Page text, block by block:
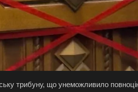
трибуну, що унеможливило